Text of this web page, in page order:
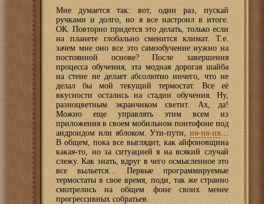
Мне думается так: вот, один раз, пускай
ручками и долго, но я все настроил в итоге.
ОК. Повторно придется это делать, только если
на планете глобально сменится климат. Т.е.
зачем мне оно все это самообучение нужно на
постоянной основе? После завершения
процесса обучения, эта модная дорогая шайба
на стене не делает абсолютно ничего, что не
делал бы мой текущий термостат. Все её
вкусности остались на стадии обучения. Ну,
разноцветным экранчиком светит. Ах, да!
Можно еще управлять этим всем из
приложения в своем мобильном понтофоне под
андроидом или яблоком. Ути-пути, ня-ня-ня…
В общем, пока все выглядит, как айфоновщина
какая-то, но за ситуацией я на всякий случай
слежу. Как знать, вдруг в чего осмысленное это
все выльется… Первые программируемые
термостаты в свое время, поди, так же странно
смотрелись на общем фоне своих менее
прогрессивных собратьев.